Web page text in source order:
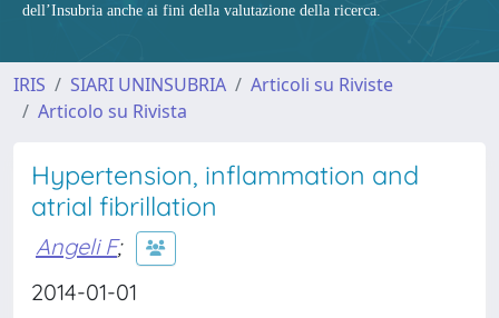
dell’Insubria anche ai fini della valutazione della ricerca.
IRIS SIARI UNINSUBRIA
Articoli su Riviste
Articolo su Rivista
Hypertension, inflammation and
atrial fibrillation
Angeli F;
2014-01-01